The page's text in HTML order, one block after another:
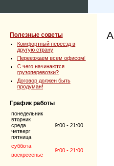
Полезные советы
Комфортный переезд в
другую страну
Переезжаем всем офисом!
C чего начинаются
грузоперевозки?
Договор должен быть
продуман!
График работы
понедельник
вторник
среда
четверг
пятница
9:00 - 21:00
суббота
9:00 - 21:00
воскресенье